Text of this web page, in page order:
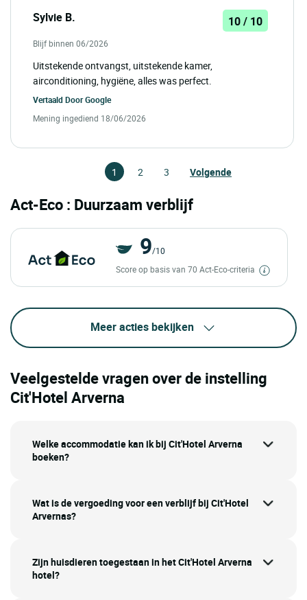
Sylvie B. 10 / 10
Blijf binnen 06/2026
Uitstekende ontvangst, uitstekende kamer,
airconditioning, hygiëne, alles was perfect.
Vertaald DoorGoogle
Mening ingediend 18/06/2026
1 2 3 Volgende
Act-Eco : Duurzaam verblijf
9/10
Score op basis van 70 Act-Eco-criteria
Meer acties bekijken
Veelgestelde vragen over de instelling
Cit'Hotel Arverna
Welke accommodatie kan ik bij Cit'Hotel Arverna
boeken?
Wat is de vergoeding voor een verblijf bij Cit'Hotel
Arvernas?
Zijn huisdieren toegestaan in het Cit'Hotel Arverna
hotel?